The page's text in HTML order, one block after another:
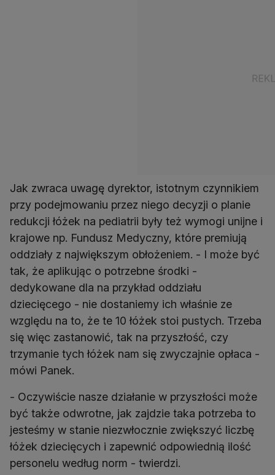
Jak zwraca uwagę dyrektor, istotnym czynnikiem
przy podejmowaniu przez niego decyzji o planie
redukcji łóżek na pediatrii były też wymogi unijne i
krajowe np. Fundusz Medyczny, które premiują
oddziały z największym obłożeniem. - I może być
tak, że aplikując o potrzebne środki -
dedykowane dla na przykład oddziału
dziecięcego - nie dostaniemy ich właśnie ze
względu na to, że te 10 łóżek stoi pustych. Trzeba
się więc zastanowić, tak na przyszłość, czy
trzymanie tych łóżek nam się zwyczajnie opłaca -
mówi Panek.
- Oczywiście nasze działanie w przyszłości może
być także odwrotne, jak zajdzie taka potrzeba to
jesteśmy w stanie niezwłocznie zwiększyć liczbę
łóżek dziecięcych i zapewnić odpowiednią ilość
personelu według norm - twierdzi.